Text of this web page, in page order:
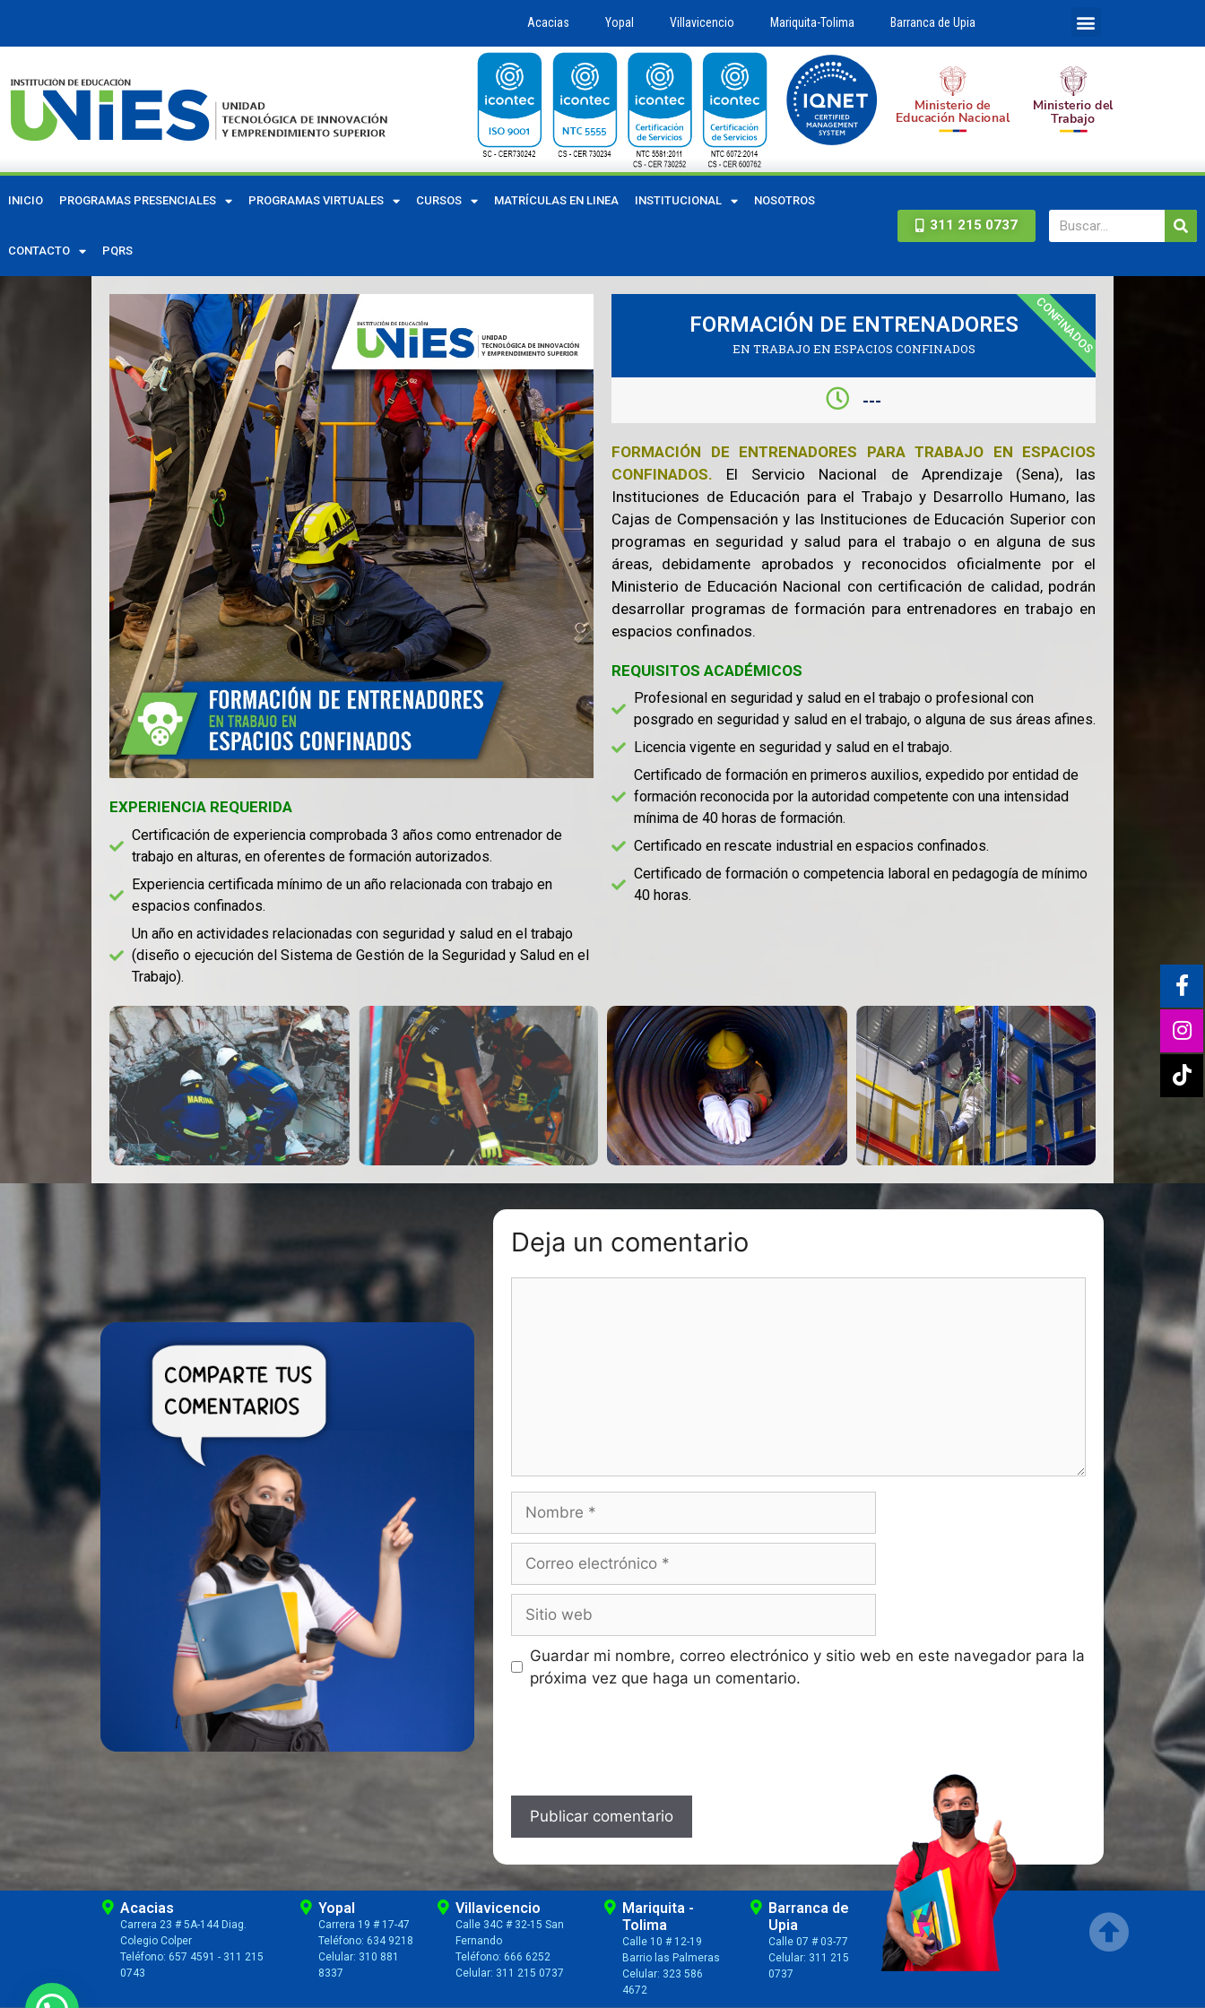
Acacias Yopal Villavicencio Mariquita-Tolima Barranca de Upia
INICIO PROGRAMAS PRESENCIALES PROGRAMAS VIRTUALES CURSOS MATRÍCULAS EN LINEA INSTITUCIONAL NOSOTROS
CONTACTO PQRS
311 215 0737
EXPERIENCIA REQUERIDA
Certificación de experiencia comprobada 3 años como entrenador de
trabajo en alturas, en oferentes de formación autorizados.
Experiencia certificada mínimo de un año relacionada con trabajo en
espacios confinados.
Un año en actividades relacionadas con seguridad y salud en el trabajo
(diseño o ejecución del Sistema de Gestión de la Seguridad y Salud en el
Trabajo).
FORMACIÓN DE ENTRENADORES
EN TRABAJO EN ESPACIOS CONFINADOS
---
CONFINADOS
FORMACIÓN DE ENTRENADORES PARA TRABAJO EN ESPACIOS
CONFINADOS. El Servicio Nacional de Aprendizaje (Sena), las
Instituciones de Educación para el Trabajo y Desarrollo Humano, las
Cajas de Compensación y las Instituciones de Educación Superior con
programas en seguridad y salud para el trabajo o en alguna de sus
áreas, debidamente aprobados y reconocidos oficialmente por el
Ministerio de Educación Nacional con certificación de calidad, podrán
desarrollar programas de formación para entrenadores en trabajo en
espacios confinados.
REQUISITOS ACADÉMICOS
Profesional en seguridad y salud en el trabajo o profesional con
posgrado en seguridad y salud en el trabajo, o alguna de sus áreas afines.
Licencia vigente en seguridad y salud en el trabajo.
Certificado de formación en primeros auxilios, expedido por entidad de
formación reconocida por la autoridad competente con una intensidad
mínima de 40 horas de formación.
Certificado en rescate industrial en espacios confinados.
Certificado de formación o competencia laboral en pedagogía de mínimo
40 horas.
Deja un comentario
Guardar mi nombre, correo electrónico y sitio web en este navegador para la
próxima vez que haga un comentario.
Acacias
Carrera 23 # 5A-144 Diag.
Colegio Colper
Teléfono: 657 4591 - 311 215
0743
Yopal
Carrera 19 # 17-47
Teléfono: 634 9218
Celular: 310 881
8337
Villavicencio
Calle 34C # 32-15 San
Fernando
Teléfono: 666 6252
Celular: 311 215 0737
Mariquita -
Tolima
Calle 10 # 12-19
Barrio las Palmeras
Celular: 323 586
4672
Barranca de
Upia
Calle 07 # 03-77
Celular: 311 215
0737